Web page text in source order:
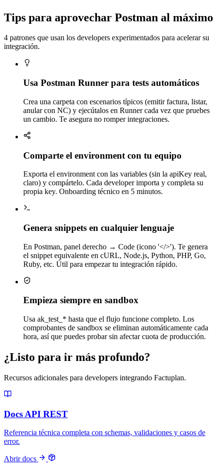
Tips para aprovechar Postman al máximo
4 patrones que usan los developers experimentados para acelerar su
integración.
Usa Postman Runner para tests automáticos
Crea una carpeta con escenarios típicos (emitir factura, listar,
anular con NC) y ejecútalos en Runner cada vez que pruebes
un cambio. Te asegura no romper integraciones.
Comparte el environment con tu equipo
Exporta el environment con las variables (sin la apiKey real,
claro) y compártelo. Cada developer importa y completa su
propia key. Onboarding técnico en 5 minutos.
Genera snippets en cualquier lenguaje
En Postman, panel derecho → Code (icono '</>'). Te genera
el snippet equivalente en cURL, Node.js, Python, PHP, Go,
Ruby, etc. Útil para empezar tu integración rápido.
Empieza siempre en sandbox
Usa ak_test_* hasta que el flujo funcione completo. Los
comprobantes de sandbox se eliminan automáticamente cada
hora, así que puedes probar sin afectar cuota de producción.
¿Listo para ir más profundo?
Recursos adicionales para developers integrando Factuplan.
Docs API REST
Referencia técnica completa con schemas, validaciones y casos de
error.
Abrir docs